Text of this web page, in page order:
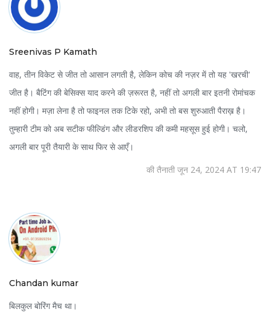
Sreenivas P Kamath
वाह, तीन विकेट से जीत तो आसान लगती है, लेकिन कोच की नज़र में तो यह 'खरची'
जीत है। बैटिंग की बेसिक्स याद करने की ज़रूरत है, नहीं तो अगली बार इतनी रोमांचक
नहीं होगी। मज़ा लेना है तो फाइनल तक टिके रहो, अभी तो बस शुरुआती पैराख़ है।
तुम्हारी टीम को अब सटीक फील्डिंग और लीडरशिप की कमी महसूस हुई होगी। चलो,
अगली बार पूरी तैयारी के साथ फिर से आएँ।
की तैनाती जून 24, 2024 AT 19:47
Chandan kumar
बिलकुल बोरिंग मैच था।